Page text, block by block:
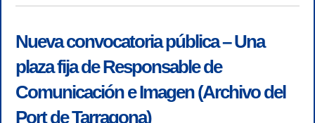
Nueva convocatoria pública – Una
plaza fija de Responsable de
Comunicación e Imagen (Archivo del
Port de Tarragona)